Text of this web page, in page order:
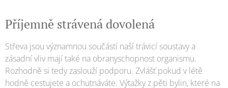
Příjemně strávená dovolená
Střeva jsou významnou součástí naší trávicí soustavy a
zásadní vliv mají také na obranyschopnost organismu.
Rozhodně si tedy zaslouží podporu. Zvlášť pokud v létě
hodně cestujete a ochutnáváte. Výtažky z pěti bylin, které na